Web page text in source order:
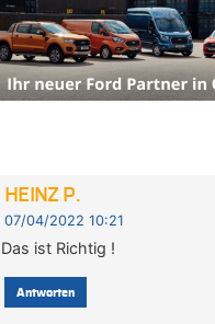
HEINZ P.
07/04/2022 10:21
Das ist Richtig !
Antworten